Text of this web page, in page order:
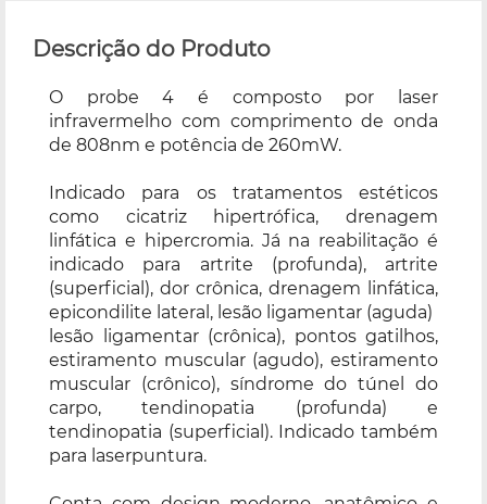
Descrição do Produto
O probe 4 é composto por laser
infravermelho com comprimento de onda
de 808nm e potência de 260mW.
Indicado para os tratamentos estéticos
como cicatriz hipertrófica, drenagem
linfática e hipercromia. Já na reabilitação é
indicado para artrite (profunda), artrite
(superficial), dor crônica, drenagem linfática,
epicondilite lateral, lesão ligamentar (aguda)
lesão ligamentar (crônica), pontos gatilhos,
estiramento muscular (agudo), estiramento
muscular (crônico), síndrome do túnel do
carpo, tendinopatia (profunda) e
tendinopatia (superficial). Indicado também
para laserpuntura.